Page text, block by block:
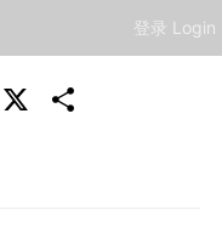
登录 Login
Facebook
X